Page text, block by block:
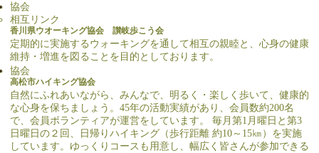
協会
相互リンク
香川県ウオーキング協会 讃岐歩こう会
定期的に実施するウォーキングを通して相互の親睦と、心身の健康
維持・増進を図ることを目的としております。
協会
高松市ハイキング協会
自然にふれあいながら、みんなで、明るく・楽しく歩いて、健康的
な心身を保ちましょう。45年の活動実績があり、会員数約200名
で、会員ボランティアが運営をしています。 毎月第1月曜日と第3
日曜日の２回、日帰りハイキング（歩行距離 約10～15㎞）を実施
しています。ゆっくりコースも用意し、幅広く皆さんが参加できる